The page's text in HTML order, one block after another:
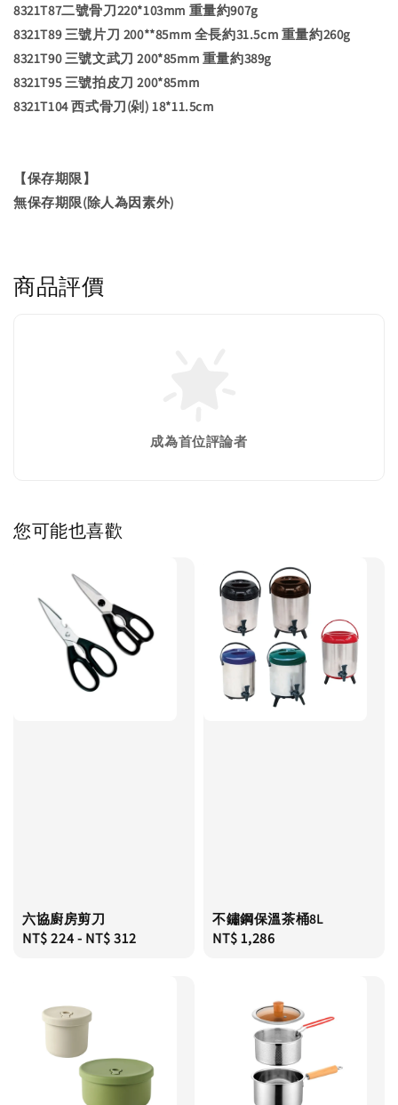
8321T87二號骨刀220*103mm 重量約907g
8321T89 三號片刀 200**85mm 全長約31.5cm 重量約260g
8321T90 三號文武刀 200*85mm 重量約389g
8321T95 三號拍皮刀 200*85mm
8321T104 西式骨刀(剁) 18*11.5cm
【保存期限】
無保存期限(除人為因素外)
商品評價
成為首位評論者
您可能也喜歡
六協廚房剪刀
Regular
NT$ 224- NT$ 312
不鏽鋼保溫茶桶8L
Regular
NT$ 1,286